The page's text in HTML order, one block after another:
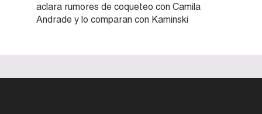
aclara rumores de coqueteo con Camila
Andrade y lo comparan con Kaminski